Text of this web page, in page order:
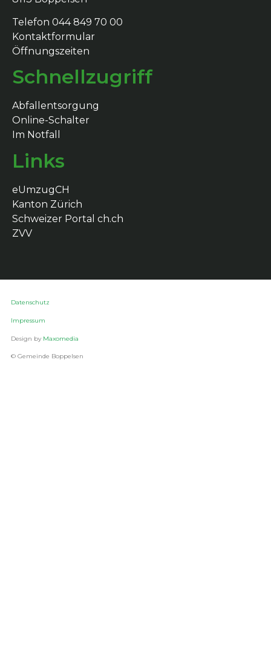
Telefon 044 849 70 00
Kontaktformular
Öffnungszeiten
Schnellzugriff
Abfallentsorgung
Online-Schalter
Im Notfall
Links
eUmzugCH
Kanton Zürich
Schweizer Portal ch.ch
ZVV
Datenschutz
Impressum
Design by Maxomedia
© Gemeinde Boppelsen